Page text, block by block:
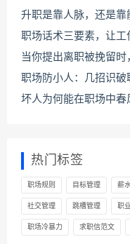
升职是靠人脉，还是靠
职场话术三要素，让工
当你提出离职被挽留时
职场防小人：几招识破
坏人为何能在职场中春
热门标签
职场规则 目标管理 薪
社交管理 跳槽管理 职
职场冷暴力 求职信范文